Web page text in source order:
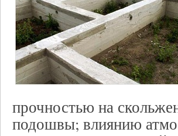
прочностью на
подошвы; влиянию